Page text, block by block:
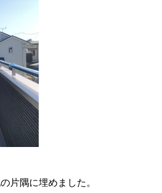
片隅に埋めました。